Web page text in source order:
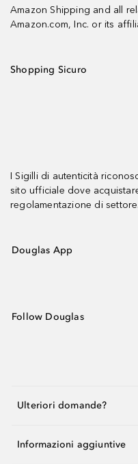
Amazon Shipping and all
Amazon.com, Inc. or its
Shopping Sicuro
I Sigilli di autenticità
sito ufficiale dove
regolamentazione di settore.
Douglas App
Follow Douglas
Ulteriori domande?
Informazioni aggiuntive